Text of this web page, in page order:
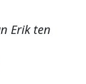
Erik ten